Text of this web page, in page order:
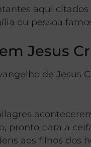
aqui
ou pessoa
Jesus
de Jesus
a
pronto para a
aos filhos dos